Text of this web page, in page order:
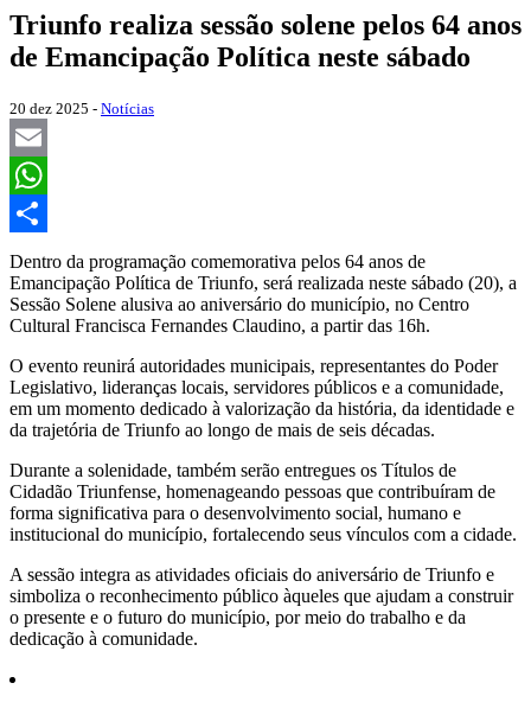
Triunfo realiza sessão solene pelos 64 anos
de Emancipação Política neste sábado
20 dez 2025 - Notícias
Email
WhatsApp
Share
Dentro da programação comemorativa pelos 64 anos de
Emancipação Política de Triunfo, será realizada neste sábado (20), a
Sessão Solene alusiva ao aniversário do município, no Centro
Cultural Francisca Fernandes Claudino, a partir das 16h.
O evento reunirá autoridades municipais, representantes do Poder
Legislativo, lideranças locais, servidores públicos e a comunidade,
em um momento dedicado à valorização da história, da identidade e
da trajetória de Triunfo ao longo de mais de seis décadas.
Durante a solenidade, também serão entregues os Títulos de
Cidadão Triunfense, homenageando pessoas que contribuíram de
forma significativa para o desenvolvimento social, humano e
institucional do município, fortalecendo seus vínculos com a cidade.
A sessão integra as atividades oficiais do aniversário de Triunfo e
simboliza o reconhecimento público àqueles que ajudam a construir
o presente e o futuro do município, por meio do trabalho e da
dedicação à comunidade.